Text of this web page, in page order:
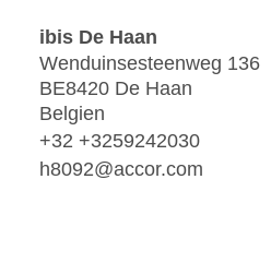
ibis De Haan
Wenduinsesteenweg 136
BE8420 De Haan
Belgien
+32 +3259242030
h8092@accor.com